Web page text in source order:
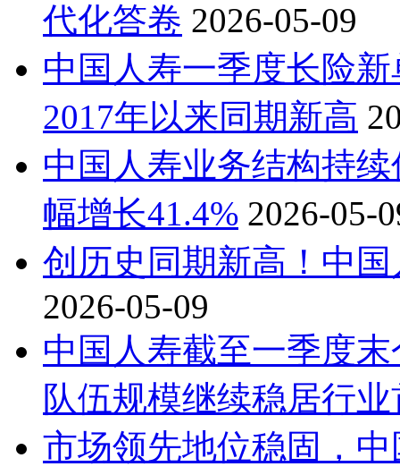
代化答卷 2026-05-09
中国人寿一季度长险
2017年以来同期新高
中国人寿业务结构持
幅增长41.4% 2026-05-
创历史同期新高！中
2026-05-09
中国人寿截至一季度
队伍规模继续稳居行
市场领先地位稳固，